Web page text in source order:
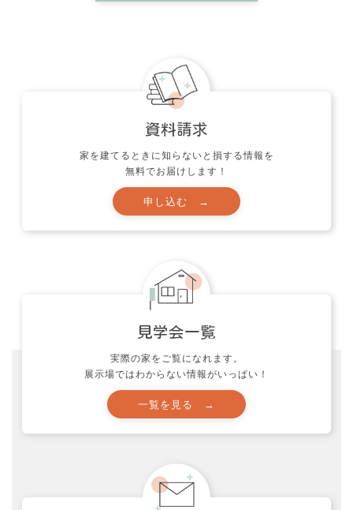
北側道路でも２階
夏も寒い冬も快適
生活を実現したお
家を建てるときに知らないと損する情報を
無料でお届けします！
実際の家をご覧になれます。
展示場ではわからない情報がいっぱい！